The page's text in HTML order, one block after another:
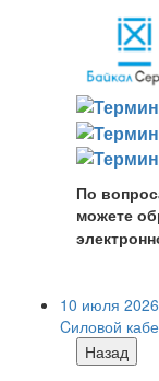
По
можете
10 июля 2026
Cиловой
Назад